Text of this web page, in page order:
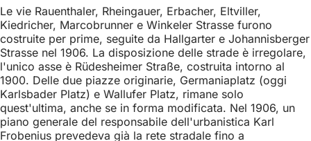
Le vie Rauenthaler, Rheingauer, Erbacher, Eltviller,
Kiedricher, Marcobrunner e Winkeler Strasse furono
costruite per prime, seguite da Hallgarter e Johannisberger
Strasse nel 1906. La disposizione delle strade è irregolare,
l'unico asse è Rüdesheimer Straße, costruita intorno al
1900. Delle due piazze originarie, Germaniaplatz (oggi
Karlsbader Platz) e Wallufer Platz, rimane solo
quest'ultima, anche se in forma modificata. Nel 1906, un
piano generale del responsabile dell'urbanistica Karl
Frobenius prevedeva già la rete stradale fino a